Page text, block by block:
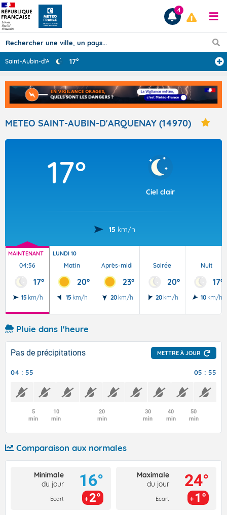
Prévisions
TOUS LES RÉSULTATS
Articles
4
Saint-Aubin-d'A 17°
METEO SAINT-AUBIN-D'ARQUENAY (14970)
17°
Ciel clair
15 km/h
MAINTENANT
04:56
17°
15 km/h
LUNDI 10
Matin
20°
15 km/h
Après-midi
23°
20 km/h
Soirée
20°
20 km/h
Nuit
17°
10 km/h
Pluie dans l'heure
Pas de précipitations METTRE À JOUR
04 : 55 05 : 55
5
min
10
min
20
min
30
min
40
min
50
min
Comparaison aux normales
Minimale
du jour
Ecart
16°
2°
Maximale
du jour
Ecart
24°
1°